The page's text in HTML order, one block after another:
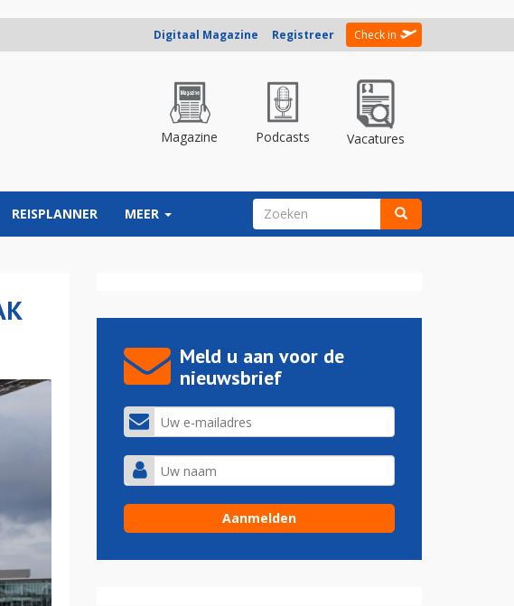
Digitaal Magazine Registreer Check in
Magazine Podcasts Vacatures
REISPLANNER MEER ZOEKVELD
Meld u aan voor de
nieuwsbrief